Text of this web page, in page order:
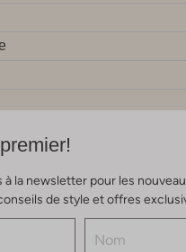
la newsletter pour les
de style et offres